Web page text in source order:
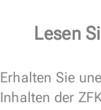
Lesen
Erhalten Sie
Inhalten der